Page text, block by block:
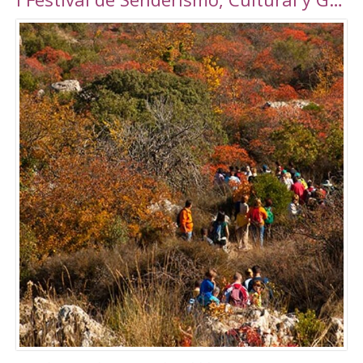
Torrepalma ***, con unas novedosas y amplias
instalaciones inauguradas en 2010, con una
superficie total de 6889 m2. Amplio abanico
de actividades tanto libres como dirigidas.
Tarifas Las tarifas para entradas individuales y
de forma puntual tienen un importe de
5,00€. También existe la posibilidad de
adquirir un Bono de 10 usos (válido durante 90
días) a un precio de 40,00€. Tanto el ticket
como el Bono son de uso personal e
intransferible. Con acceso durante todo el día
en los horarios abajo indicados. El precio de la
entrada a la piscina para un adulto es de 3,50€.
Para consultar el resto de precios y horarios
sigan este enlace:
http://alcalalarealesdeporte.com/tarifas/
Piscina Este centro cuenta, además de con el